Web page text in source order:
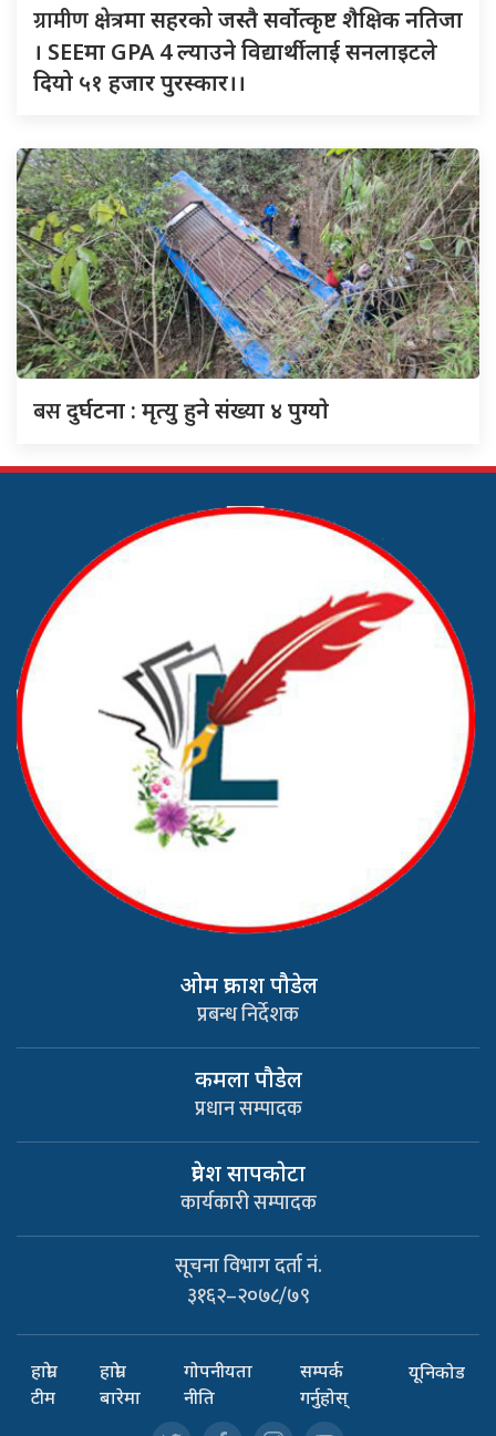
ग्रामीण क्षेत्रमा सहरको जस्तै सर्वोत्कृष्ट शैक्षिक नतिजा
। SEEमा GPA 4 ल्याउने विद्यार्थीलाई सनलाइटले
दियो ५१ हजार पुरस्कार।।
बसदुर्घटना : मृत्यु हुने संख्या ४ पुग्याे
ओम प्रकाश पौडेल
प्रबन्ध निर्देशक
कमला पौडेल
प्रधान सम्पादक
प्रवेश सापकाेटा
कार्यकारी सम्पादक
सूचना विभाग दर्ता नं.
३१६२–२०७८/७९
हाम्रो
टीम
हाम्रो
बारेमा
गोपनीयता
नीति
सम्पर्क
गर्नुहोस्
यूनिकोड